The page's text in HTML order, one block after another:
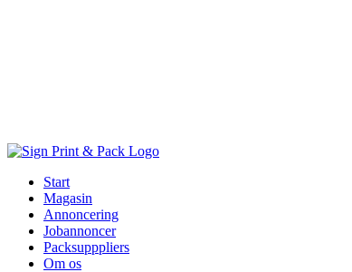
Start
Magasin
Annoncering
Jobannoncer
Packsupppliers
Om os